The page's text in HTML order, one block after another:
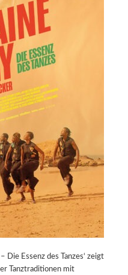
Die Essenz des Tanzes‘ zeigt
Tanztraditionen mit